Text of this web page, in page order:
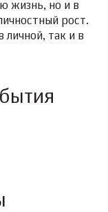
жизнь, но и в
рост.
личной, так и в